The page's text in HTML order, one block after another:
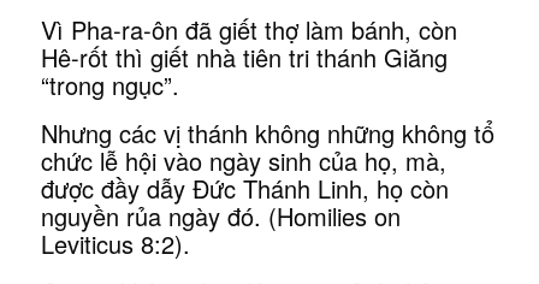
Vì Pha-ra-ôn đã giết thợ làm bánh, còn
Hê-rốt thì giết nhà tiên tri thánh Giăng
“trong ngục”.
Nhưng các vị thánh không những không tổ
chức lễ hội vào ngày sinh của họ, mà,
được đầy dẫy Đức Thánh Linh, họ còn
nguyền rủa ngày đó. (Homilies on
Leviticus 8:2).